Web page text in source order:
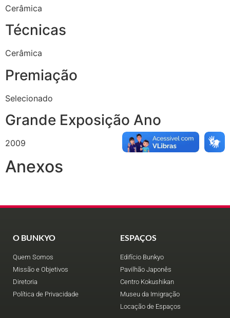
Cerâmica
Técnicas
Cerâmica
Premiação
Selecionado
Grande Exposição Ano
2009
Anexos
O BUNKYO
Quem Somos
Missão e Objetivos
Diretoria
Política de Privacidade
ESPAÇOS
Edifício Bunkyo
Pavilhão Japonês
Centro Kokushikan
Museu da Imigração
Locação de Espaços